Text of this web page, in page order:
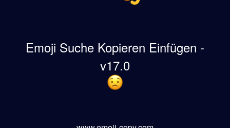
Emoji Suche Kopieren Einfügen -
v17.0